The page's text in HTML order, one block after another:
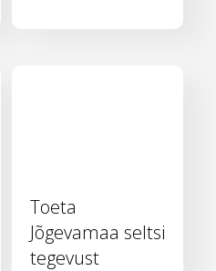
Toeta
Jõgevamaa seltsi
tegevust